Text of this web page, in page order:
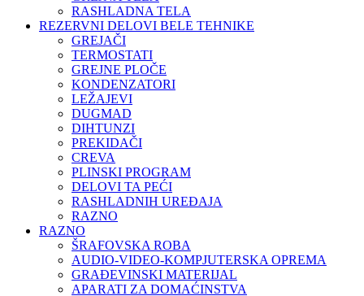
RASHLADNA TELA
REZERVNI DELOVI BELE TEHNIKE
GREJAČI
TERMOSTATI
GREJNE PLOČE
KONDENZATORI
LEŽAJEVI
DUGMAD
DIHTUNZI
PREKIDAČI
CREVA
PLINSKI PROGRAM
DELOVI TA PEĆI
RASHLADNIH UREĐAJA
RAZNO
RAZNO
ŠRAFOVSKA ROBA
AUDIO-VIDEO-KOMPJUTERSKA OPREMA
GRAĐEVINSKI MATERIJAL
APARATI ZA DOMAĆINSTVA